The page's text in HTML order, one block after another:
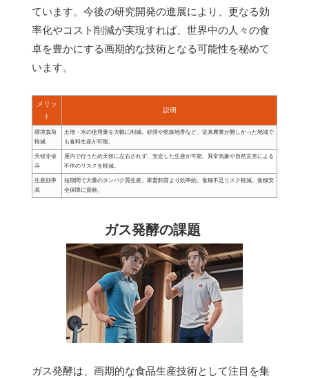
ています。今後の研究開発の進展により、更なる効
率化やコスト削減が実現すれば、世界中の人々の食
卓を豊かにする画期的な技術となる可能性を秘めて
います。
メリッ
ト
説明
環境負荷
軽減
土地・水の使用量を大幅に削減。砂漠や乾燥地帯など、従来農業が難しかった地域で
も食料生産が可能。
天候非依
存
屋内で行うため天候に左右されず、安定した生産が可能。異常気象や自然災害による
不作のリスクを軽減。
生産効率
高
短期間で大量のタンパク質生産。家畜飼育より効率的。食糧不足リスク軽減、食糧安
全保障に貢献。
ガス発酵の課題
ガス発酵は、画期的な食品生産技術として注目を集